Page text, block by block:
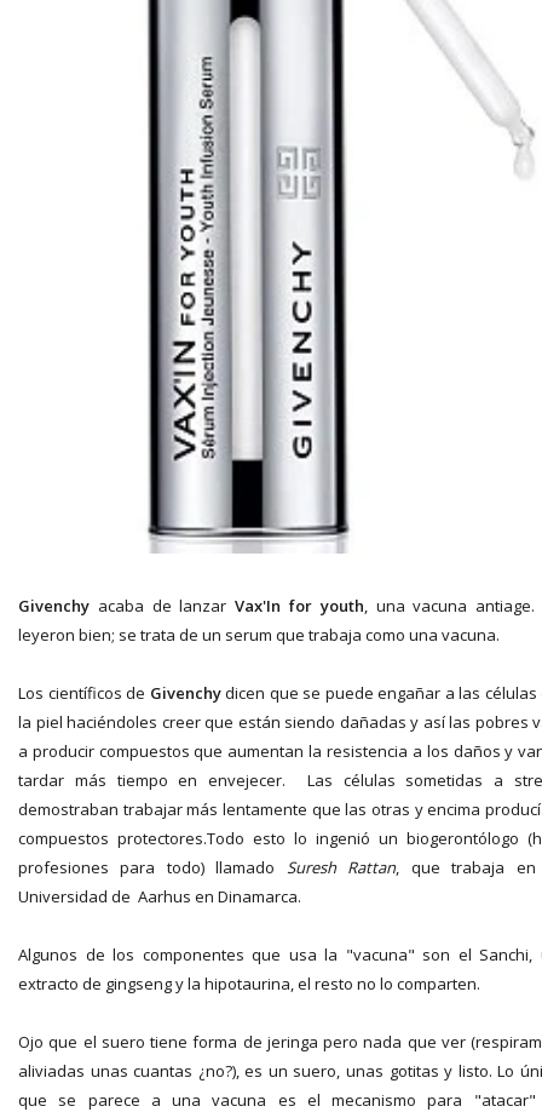
Givenchy acaba de lanzarVax'In for youth , una vacuna antiage.
leyeron bien; se trata de un serum que trabaja como una vacuna.
Los científicos de Givenchydicen que se puede engañar a las células
la piel haciéndoles creer que están siendo dañadas y así las pobres
a producir compuestos que aumentan la resistencia a los daños y
tardar más tiempo en envejecer. Las células sometidas a
demostraban trabajar más lentamente que las otras y encima
compuestos protectores.Todo esto lo ingenió un biogerontólogo
profesiones para todo) llamado Suresh Rattan, que trabaja
Universidad de Aarhus en Dinamarca.
Algunos de los componentes que usa la "vacuna" son el Sanchi,
extracto de gingseng y la hipotaurina, el resto no lo comparten.
Ojo que el suero tiene forma de jeringa pero nada que ver
aliviadas unas cuantas ¿no?), es un suero, unas gotitas y listo. Lo
que se parece a una vacuna es el mecanismo para